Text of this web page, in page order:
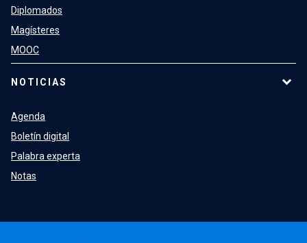
Diplomados
Magísteres
MOOC
NOTICIAS
Agenda
Boletín digital
Palabra experta
Notas